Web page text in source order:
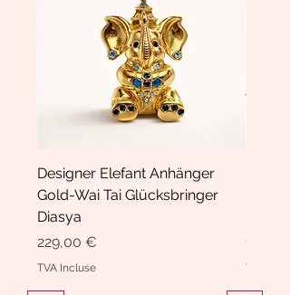
Designer Elefant Anhänger
Gold-Wai Tai Glücksbringer
Diasya
Prix
229,00 €
TVA Incluse
Prix
189,00
TVA